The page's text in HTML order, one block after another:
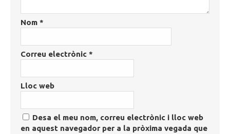
Nom *
Correu electrònic *
Lloc web
Desa el meu nom, correu electrònic i lloc web
en aquest navegador per a la pròxima vegada que